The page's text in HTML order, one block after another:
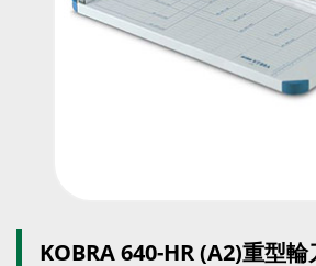
KOBRA 640-HR (A2)重型